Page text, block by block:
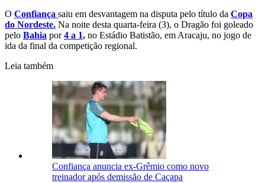
O Confiança saiu em desvantagem na disputa pelo título da Copa
do Nordeste. Na noite desta quarta-feira (3), o Dragão foi goleado
pelo Bahia por4 a 1, no Estádio Batistão, em Aracaju, no jogo de
ida da final da competição regional.
Leia também
Confiança anuncia ex-Grêmio como novo
treinador após demissão de Caçapa